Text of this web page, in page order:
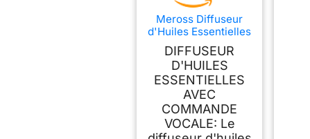
Meross Diffuseur
d'Huiles Essentielles
Connecté, Diffuseur
d'Arôme WiFi
Ultrasonique
Compatible avec
HomeKit, Alexa et
Google Home, sans
BPA avec RGB LED,
Commande Vocale
DIFFUSEUR
D'HUILES
ESSENTIELLES
AVEC
COMMANDE
VOCALE: Le